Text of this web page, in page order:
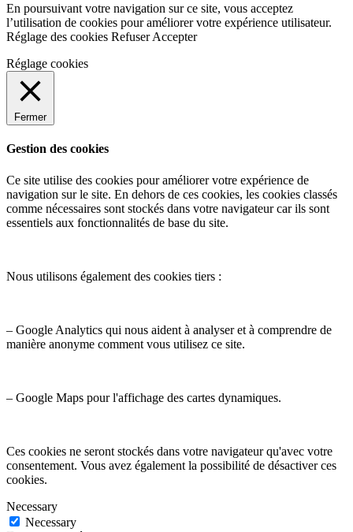
En poursuivant votre navigation sur ce site, vous acceptez
l’utilisation de cookies pour améliorer votre expérience utilisateur.
Réglage des cookies Refuser Accepter
Réglage cookies
Fermer
Gestion des cookies
Ce site utilise des cookies pour améliorer votre expérience de
navigation sur le site. En dehors de ces cookies, les cookies classés
comme nécessaires sont stockés dans votre navigateur car ils sont
essentiels aux fonctionnalités de base du site.
Nous utilisons également des cookies tiers :
– Google Analytics qui nous aident à analyser et à comprendre de
manière anonyme comment vous utilisez ce site.
– Google Maps pour l'affichage des cartes dynamiques.
Ces cookies ne seront stockés dans votre navigateur qu'avec votre
consentement. Vous avez également la possibilité de désactiver ces
cookies.
Necessary
Necessary